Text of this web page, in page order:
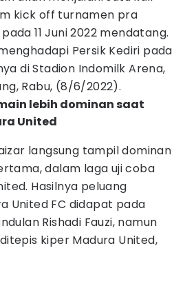
kick off turnamen pra
11 Juni 2022 mendatang.
Persik Kediri pada
di Stadion Indomilk Arena,
Rabu, (8/6/2022).
lebih dominan saat
United
langsung tampil dominan
dalam laga uji coba
Hasilnya peluang
United FC didapat pada
Rishadi Fauzi, namun
kiper Madura United,